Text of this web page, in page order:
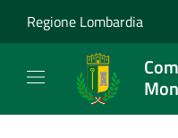
Regione Lombardia